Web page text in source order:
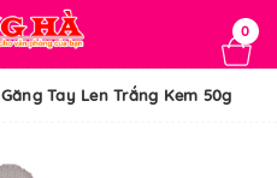
0
Găng Tay Len Trắng Kem 50g